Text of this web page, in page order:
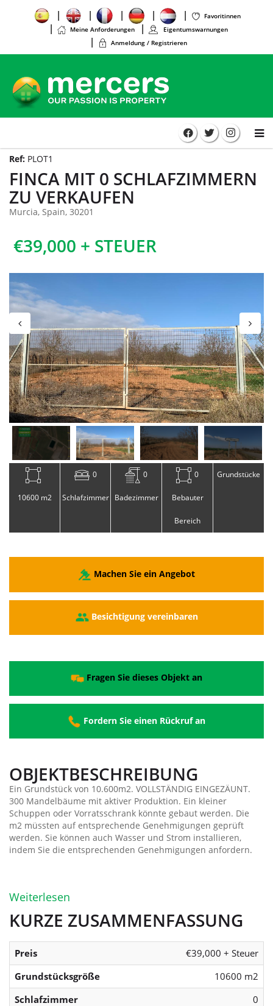
Favoritinnen
Meine Anforderungen
Eigentumswarnungen
Anmeldung / Registrieren
Ref: PLOT1
FINCA MIT 0 SCHLAFZIMMERN
ZU VERKAUFEN
Murcia, Spain, 30201
€39,000 + STEUER
10600 m2
0
Schlafzimmer
0
Badezimmer
0
Bebauter
Bereich
Grundstücke
Machen Sie ein Angebot
Besichtigung vereinbaren
Fragen Sie dieses Objekt an
Fordern Sie einen Rückruf an
OBJEKTBESCHREIBUNG
Ein Grundstück von 10.600m2. VOLLSTÄNDIG EINGEZÄUNT.
300 Mandelbäume mit aktiver Produktion. Ein kleiner
Schuppen oder Vorratsschrank könnte gebaut werden. Die
m2 müssten auf entsprechende Genehmigungen geprüft
werden. Sie können auch Wasser und Strom installieren,
indem Sie die entsprechenden Genehmigungen anfordern.
Weiterlesen
KURZE ZUSAMMENFASSUNG
Preis
€39,000 + Steuer
Grundstücksgröße
10600 m2
Schlafzimmer
0